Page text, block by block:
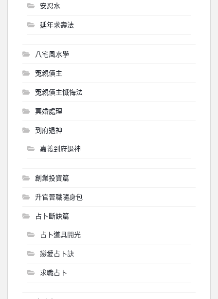
安忍水
延年求壽法
八宅風水學
冤親債主
冤親債主懺悔法
冥婚處理
到府退神
嘉義到府退神
創業投資篇
升官晉職隨身包
占卜斷訣篇
占卜道具開光
戀愛占卜訣
求職占卜